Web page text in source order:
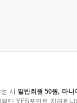
시 일반회원 50원, 마니
만 YES포인트 지급됩니